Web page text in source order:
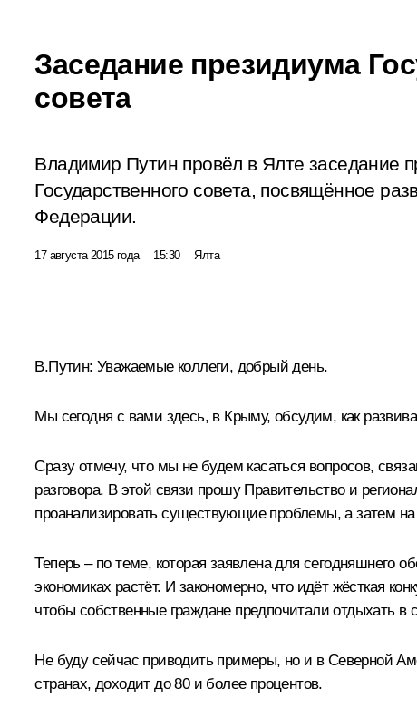
Заседание президиума
совета
Владимир Путин провёл в Ялте заседание
Государственного совета, посвящённое
Федерации.
17 августа 2015 года 15:30 Ялта
В.Путин: Уважаемые коллеги, добрый день.
Мы сегодня с вами здесь, в Крыму, обсудим, как
Сразу отмечу, что мы не будем касаться вопросов,
разговора. В этой связи прошу Правительство и
проанализировать существующие проблемы, а затем
Теперь – по теме, которая заявлена для сегодняшнего
экономиках растёт. И закономерно, что идёт жёсткая
чтобы собственные граждане предпочитали отдыхать в
Не буду сейчас приводить примеры, но и в Северной
странах, доходит до 80 и более процентов.